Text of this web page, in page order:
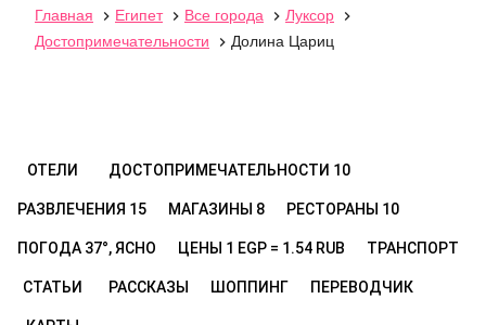
Главная  Египет  Все города  Луксор

Достопримечательности
 Долина Цариц
ОТЕЛИ ДОСТОПРИМЕЧАТЕЛЬНОСТИ 10
РАЗВЛЕЧЕНИЯ 15 МАГАЗИНЫ 8 РЕСТОРАНЫ 10
ПОГОДА 37°, ЯСНО ЦЕНЫ 1 EGP = 1.54 RUB ТРАНСПОРТ
СТАТЬИ РАССКАЗЫ ШОППИНГ ПЕРЕВОДЧИК